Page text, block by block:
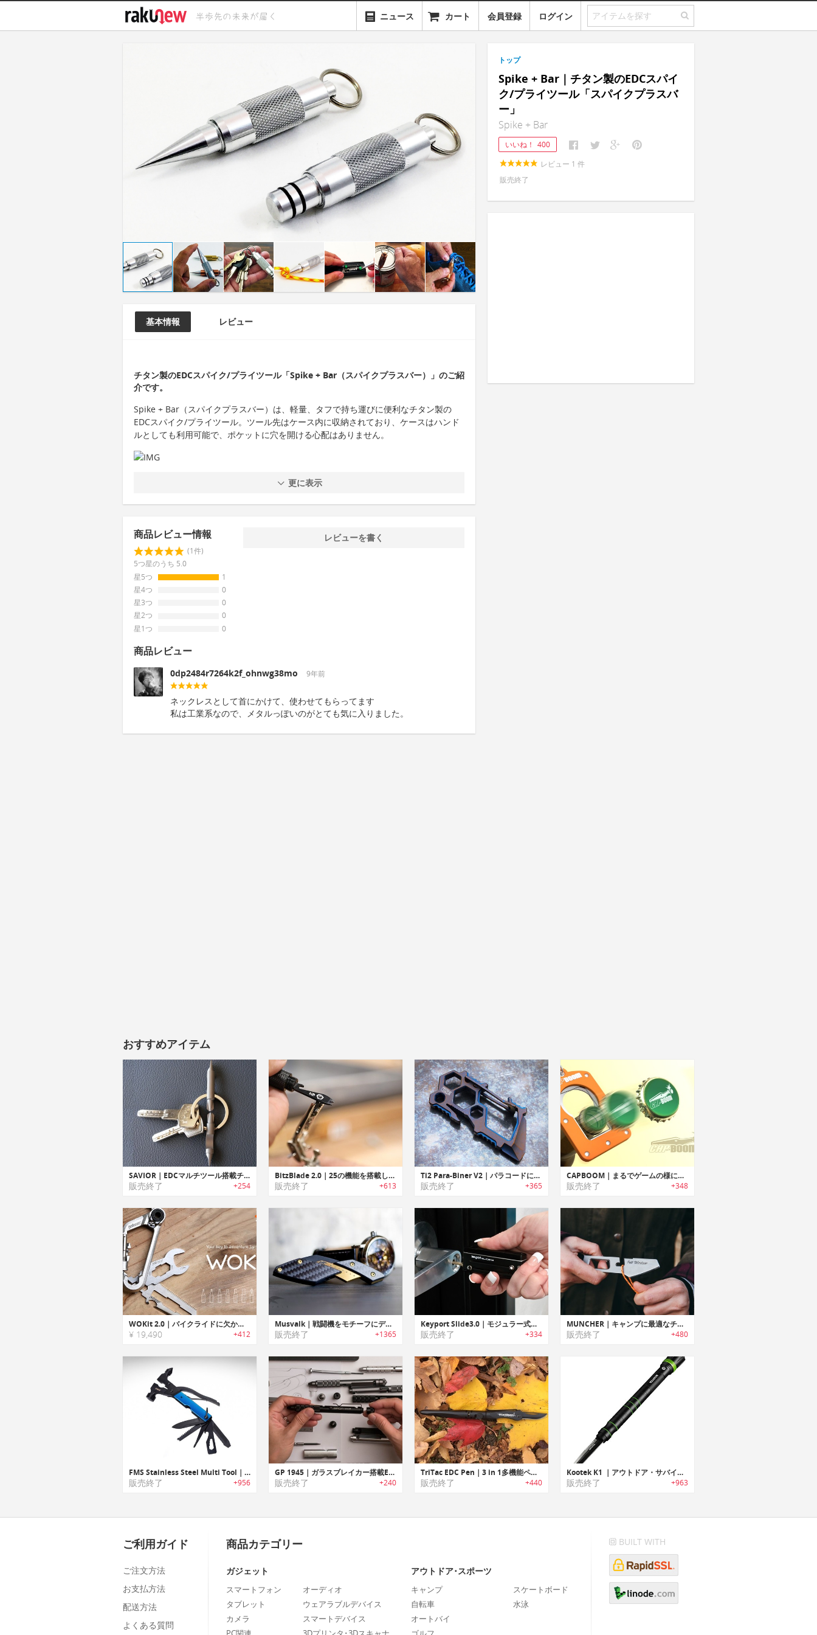
ニュース カート 会員登録 ログイン
基本情報 レビュー
チタン製のEDCスパイク/プライツール「Spike + Bar（スパイクプラスバー）」のご紹
介です。
Spike + Bar（スパイクプラスバー）は、軽量、タフで持ち運びに便利なチタン製の
EDCスパイク/プライツール。ツール先はケース内に収納されており、ケースはハンド
ルとしても利用可能で、ポケットに穴を開ける心配はありません。
更に表示
商品レビュー情報
(1件)
5つ星のうち 5.0
星5つ
1
星4つ
0
星3つ
0
星2つ
0
星1つ
0
レビューを書く
商品レビュー
0dp2484r7264k2f_ohnwg38mo 9年前
ネックレスとして首にかけて、使わせてもらってます
私は工業系なので、メタルっぽいのがとても気に入りました。
トップ
Spike + Bar｜チタン製のEDCスパイ
ク/プライツール「スパイクプラスバ
ー」
Spike + Bar
いいね！ 400
レビュー 1 件
販売終了
おすすめアイテム
SAVIOR｜EDCマルチツール搭載チタン製キーリング「セービアー」
販売終了 +254
BitzBlade 2.0｜25の機能を搭載したEDCマルチツール「ビッツブレード2.0」
販売終了 +613
Ti2 Para-Biner V2｜パラコードに取付て利用可能な日常使用/キャンピングなどで大活躍するカラビナ型EDCマルチツール「Ti2パラビナーV2」
販売終了 +365
CAPBOOM｜まるでゲームの様にキャップを飛ばすボトルオープナー「キャップブーム」
販売終了 +348
WOKit 2.0｜バイクライドに欠かせないカラビナデザインユニバーサルマルチツール「ウォキット2.0」
¥ 19,490 +412
Musvalk｜戦闘機をモチーフにデザインされた切れ味抜群の小型ナイフ「ムスバルク」
販売終了 +1365
Keyport Slide3.0｜モジュラー式マルチキーツール「キーポートスライド3.0」
販売終了 +334
MUNCHER｜キャンプに最適なチタン製多機能ユーテンシル「マンチャー」
販売終了 +480
FMS Stainless Steel Multi Tool｜緊急時やサバイバルに最適なステンレス製マルチツール
販売終了 +956
GP 1945｜ガラスブレイカー搭載EDCペン「GP 1945」
販売終了 +240
TriTac EDC Pen｜3 in 1多機能ペン「トライタック」
販売終了 +440
Kootek K1 ｜アウトドア・サバイバル・緊急時・自己防衛に役立つマルチ機能フラッシュライト「クーテックK1」
販売終了 +963
ご利用ガイド
ご注文方法
お支払方法
配送方法
よくある質問
商品カテゴリー
ガジェット
スマートフォン
タブレット
カメラ
オーディオ
ウェアラブルデバイス
スマートデバイス
アウトドア･スポーツ
キャンプ
自転車
オートバイ
スケートボード
水泳
BUILT WITH